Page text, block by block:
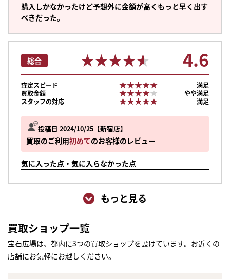
購入しかなかったけど予想外に金額が高くもっと早く出す
べきだった。
投稿日 2024/10/25 新宿店
買取のご利用初めてのお客様のレビュー
気に入った点・気に入らなかった点
総合 ★★★★★
★★★★★ 4.6
査定スピード ★★★★★
★★★★★
満足
買取金額
★★★★★
★★★★★
やや満足
スタッフの対応
★★★★★
★★★★★ 満足
もっと見る
買取ショップ一覧
宝石広場は、都内に3つの買取ショップを設けています。お近くの
店舗にお気軽にお越しください。